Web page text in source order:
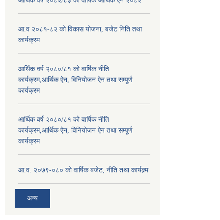
आ.व २०८१-८२ को विकास योजना, बजेट निति तथा
कार्यक्रम
आर्थिक वर्ष २०८०/८१ को वार्षिक नीति
कार्यक्रम,आर्थिक ऐन, विनियोजन ऐन तथा सम्पूर्ण
कार्यक्रम
आर्थिक वर्ष २०८०/८१ को वार्षिक नीति
कार्यक्रम,आर्थिक ऐन, विनियोजन ऐन तथा सम्पूर्ण
कार्यक्रम
आ.व. २०७९-०८० को वार्षिक बजेट, नीति तथा कार्यक्र्म
अन्य